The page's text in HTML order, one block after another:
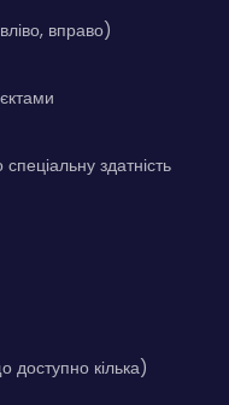
вправо)
здатність
доступно кілька)